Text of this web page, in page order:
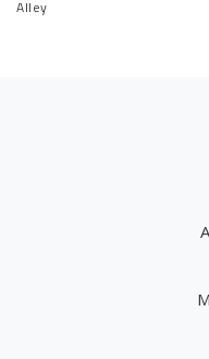
Alley